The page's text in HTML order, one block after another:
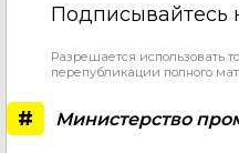
Подписывайтесь
Разрешается использовать
перепубликации полного
# Министерство